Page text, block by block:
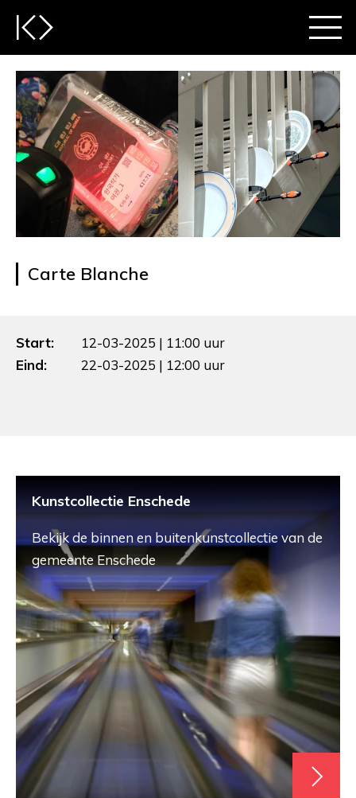
Carte Blanche
Start:
12-03-2025 | 11:00 uur
Eind:
22-03-2025 | 12:00 uur
Kunstcollectie Enschede
Bekijk de binnen en buitenkunstcollectie van de
gemeente Enschede